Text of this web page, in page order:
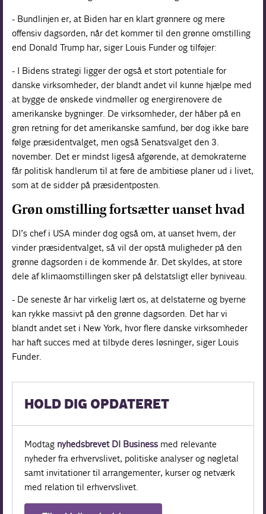
- Bundlinjen er, at Biden har en klart grønnere og mere
offensiv dagsorden, når det kommer til den grønne omstilling
end Donald Trump har, siger Louis Funder og tilføjer:
- I Bidens strategi ligger der også et stort potentiale for
danske virksomheder, der blandt andet vil kunne hjælpe med
at bygge de ønskede vindmøller og energirenovere de
amerikanske bygninger. De virksomheder, der håber på en
grøn retning for det amerikanske samfund, bør dog ikke bare
følge præsidentvalget, men også Senatsvalget den 3.
november. Det er mindst ligeså afgørende, at demokraterne
får politisk handlerum til at føre de ambitiøse planer ud i livet,
som at de sidder på præsidentposten.
Grøn omstilling fortsætter uanset hvad
DI’s chef i USA minder dog også om, at uanset hvem, der
vinder præsidentvalget, så vil der opstå muligheder på den
grønne dagsorden i de kommende år. Det skyldes, at store
dele af klimaomstillingen sker på delstatsligt eller byniveau.
- De seneste år har virkelig lært os, at delstaterne og byerne
kan rykke massivt på den grønne dagsorden. Det har vi
blandt andet set i New York, hvor flere danske virksomheder
har haft succes med at tilbyde deres løsninger, siger Louis
Funder.
HOLD DIG OPDATERET
Modtag nyhedsbrevet DI Business med relevante
nyheder fra erhvervslivet, politiske analyser og nøgletal
samt invitationer til arrangementer, kurser og netværk
med relation til erhvervslivet.